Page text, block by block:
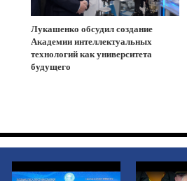
Лукашенко обсудил создание
Академии интеллектуальных
технологий как университета
будущего